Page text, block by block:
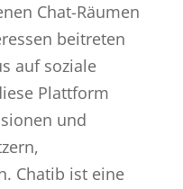
Chat-Räumen
beitreten
auf soziale
Plattform
und
Chatib ist eine